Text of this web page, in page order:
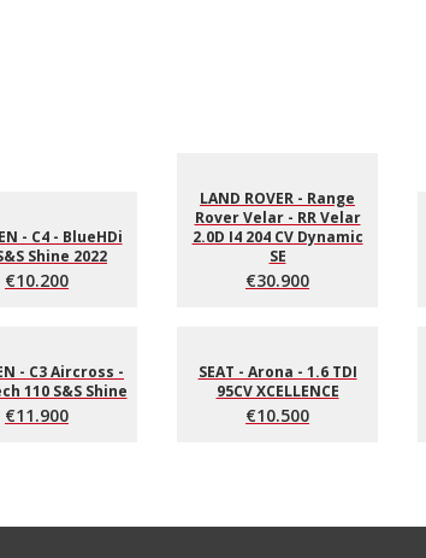
- C4 - BlueHDi
Shine 2022
€10.200
LAND ROVER - Range
Rover Velar - RR Velar
2.0D I4 204 CV Dynamic
SE
€30.900
- C3 Aircross -
110 S&S Shine
€11.900
SEAT - Arona - 1.6 TDI
95CV XCELLENCE
€10.500